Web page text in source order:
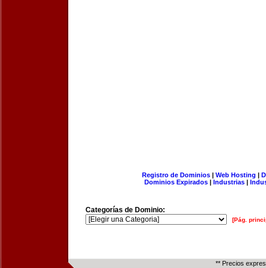
Registro de Dominios| Web Hosting |
Dominios Expirados | Industrias |
Categorías de Dominio:
[Pág.
** Precios